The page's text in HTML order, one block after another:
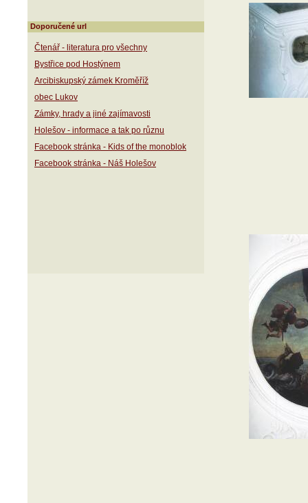
Doporučené url
Čtenář - literatura pro všechny
Bystřice pod Hostýnem
Arcibiskupský zámek Kroměříž
obec Lukov
Zámky, hrady a jiné zajímavosti
Holešov - informace a tak po různu
Facebook stránka - Kids of the monoblok
Facebook stránka - Náš Holešov